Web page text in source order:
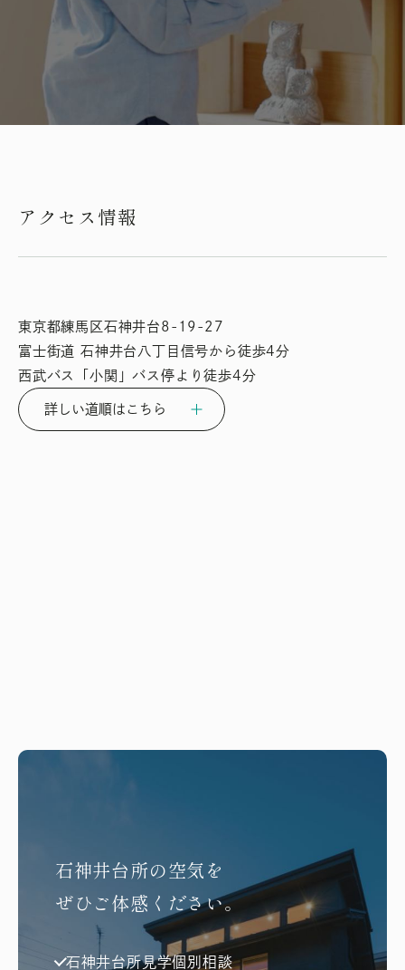
アクセス情報
東京都練馬区石神井台8-19-27
富士街道 石神井台八丁目信号から徒歩4分
西武バス「小関」バス停より徒歩4分
詳しい道順はこちら
石神井台所の空気を
ぜひご体感ください。
石神井台所見学個別相談